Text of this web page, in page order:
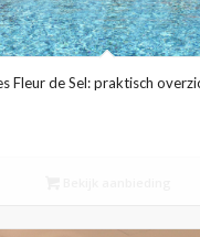
Fleur de Sel: praktisch